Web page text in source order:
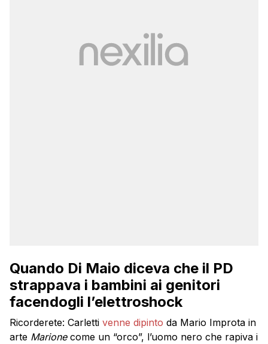
Quando Di Maio diceva che il PD
strappava i bambini ai genitori
facendogli l’elettroshock
Ricorderete: Carletti venne dipinto da Mario Improta in
arte Marione come un “orco”, l’uomo nero che rapiva i